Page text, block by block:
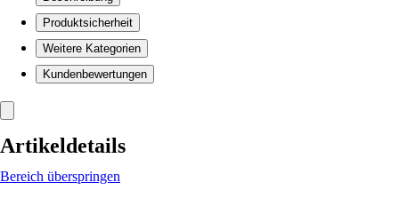
Produktsicherheit
Weitere Kategorien
Kundenbewertungen
Artikeldetails
Bereich überspringen